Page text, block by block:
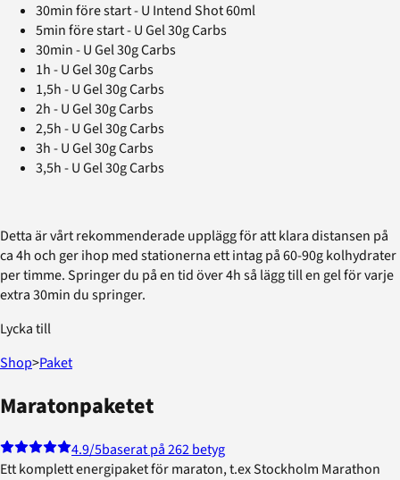
30min före start - U Intend Shot 60ml
5min före start - U Gel 30g Carbs
30min - U Gel 30g Carbs
1h - U Gel 30g Carbs
1,5h - U Gel 30g Carbs
2h - U Gel 30g Carbs
2,5h - U Gel 30g Carbs
3h - U Gel 30g Carbs
3,5h - U Gel 30g Carbs
Detta är vårt rekommenderade upplägg för att klara distansen på
ca 4h och ger ihop med stationerna ett intag på 60-90g kolhydrater
per timme. Springer du på en tid över 4h så lägg till en gel för varje
extra 30min du springer.
Lycka till
Shop>Paket
Maratonpaketet
4.9/5baserat på 262 betyg
Ett komplett energipaket för maraton, t.ex Stockholm Marathon